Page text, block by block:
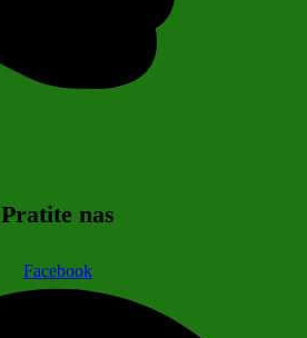
Pratite nas
Facebook